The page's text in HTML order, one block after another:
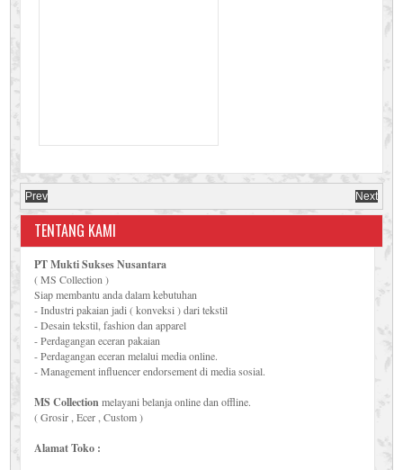
Prev Next
TENTANG KAMI
PT Mukti Sukses Nusantara
( MS Collection )
Siap membantu anda dalam kebutuhan
- Industri pakaian jadi ( konveksi ) dari tekstil
- Desain tekstil, fashion dan apparel
- Perdagangan eceran pakaian
- Perdagangan eceran melalui media online.
- Management influencer endorsement di media sosial.
MS Collectionmelayani belanja online dan offline.
( Grosir , Ecer , Custom )
Alamat Toko :